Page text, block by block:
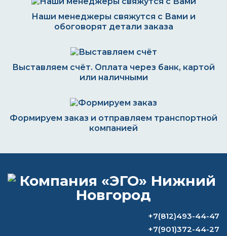
Наши менеджеры свяжутся с Вами и
обоговорят детали заказа
Выставляем счёт. Оплата через банк, картой
или наличными
Формируем заказ и отправляем транспортной
компанией
ВОПРОС-ОТВЕТ
Сколько должна сохнуть краска после
+7(812)493-44-47
+7(901)372-44-27